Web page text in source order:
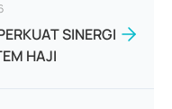
SINERGI
HAJI